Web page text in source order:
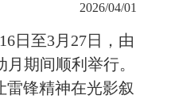
2026/04/01
16日至3月 27日，由
期间顺利举行。
雷锋精神在光影叙